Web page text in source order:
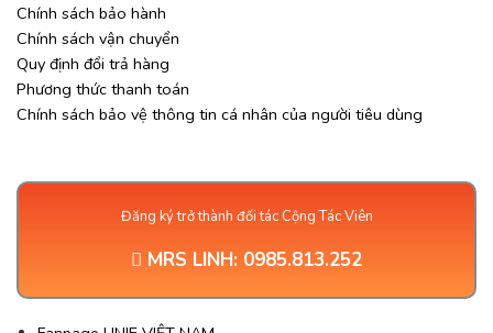
Chính sách bảo hành
Chính sách vận chuyển
Quy định đổi trả hàng
Phương thức thanh toán
Chính sách bảo vệ thông tin cá nhân của người tiêu dùng
Đăng ký trở thành đối tác Cộng Tác Viên
MRS LINH: 0985.813.252